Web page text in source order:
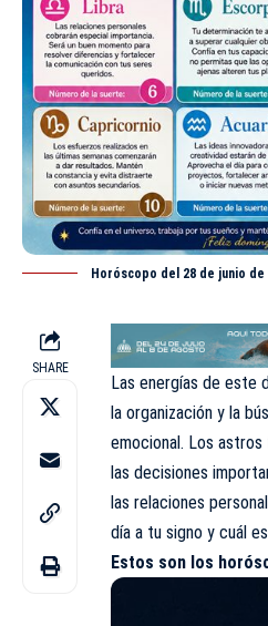
Horóscopo del 28 de junio de
SHARE
Las energías de este
la organización y la
emocional. Los
las decisiones
las relaciones
día a tu signo y cuál
Estos son los